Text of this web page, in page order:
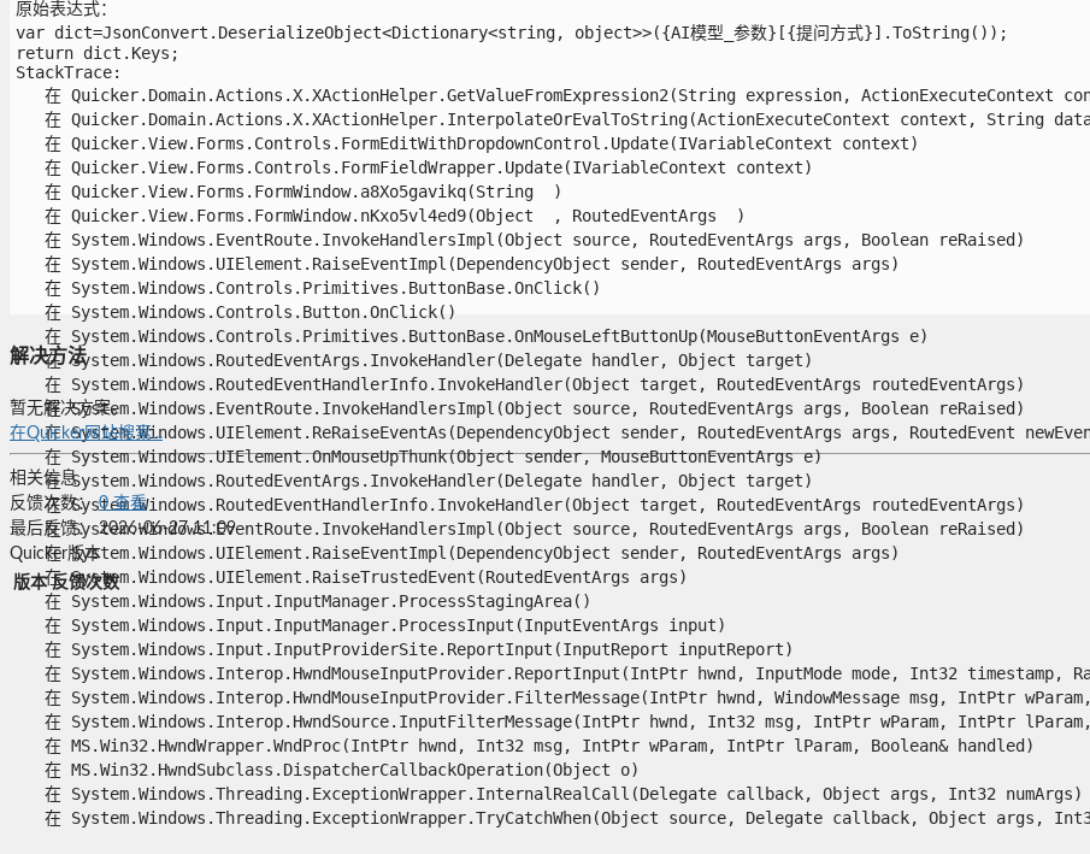
原始表达式：
var dict=JsonConvert.DeserializeObject<Dictionary<string, object>>({AI模型_参数}[{提问方式}].ToString());
return dict.Keys;
StackTrace:
在 Quicker.Domain.Actions.X.XActionHelper.GetValueFromExpression2(String expression, ActionExecuteContext
在 Quicker.Domain.Actions.X.XActionHelper.InterpolateOrEvalToString(ActionExecuteContext context, String
   在 Quicker.View.Forms.Controls.FormEditWithDropdownControl.Update(IVariableContext context)
   在 Quicker.View.Forms.Controls.FormFieldWrapper.Update(IVariableContext context)
   在 Quicker.View.Forms.FormWindow.a8Xo5gavikq(String  )
   在 Quicker.View.Forms.FormWindow.nKxo5vl4ed9(Object  , RoutedEventArgs  )
   在 System.Windows.EventRoute.InvokeHandlersImpl(Object source, RoutedEventArgs args, Boolean reRaised)
   在 System.Windows.UIElement.RaiseEventImpl(DependencyObject sender, RoutedEventArgs args)
   在 System.Windows.Controls.Primitives.ButtonBase.OnClick()
   在 System.Windows.Controls.Button.OnClick()
   在 System.Windows.Controls.Primitives.ButtonBase.OnMouseLeftButtonUp(MouseButtonEventArgs e)
   在 System.Windows.RoutedEventArgs.InvokeHandler(Delegate handler, Object target)
   在 System.Windows.RoutedEventHandlerInfo.InvokeHandler(Object target, RoutedEventArgs routedEventArgs)
   在 System.Windows.EventRoute.InvokeHandlersImpl(Object source, RoutedEventArgs args, Boolean reRaised)
在 System.Windows.UIElement.ReRaiseEventAs(DependencyObject sender, RoutedEventArgs args, RoutedEvent
   在 System.Windows.UIElement.OnMouseUpThunk(Object sender, MouseButtonEventArgs e)
   在 System.Windows.RoutedEventArgs.InvokeHandler(Delegate handler, Object target)
   在 System.Windows.RoutedEventHandlerInfo.InvokeHandler(Object target, RoutedEventArgs routedEventArgs)
   在 System.Windows.EventRoute.InvokeHandlersImpl(Object source, RoutedEventArgs args, Boolean reRaised)
   在 System.Windows.UIElement.RaiseEventImpl(DependencyObject sender, RoutedEventArgs args)
   在 System.Windows.UIElement.RaiseTrustedEvent(RoutedEventArgs args)
   在 System.Windows.Input.InputManager.ProcessStagingArea()
   在 System.Windows.Input.InputManager.ProcessInput(InputEventArgs input)
   在 System.Windows.Input.InputProviderSite.ReportInput(InputReport inputReport)
在 System.Windows.Interop.HwndMouseInputProvider.ReportInput(IntPtr hwnd, InputMode mode, Int32 timestamp,
在 System.Windows.Interop.HwndMouseInputProvider.FilterMessage(IntPtr hwnd, WindowMessage msg, IntPtr
在 System.Windows.Interop.HwndSource.InputFilterMessage(IntPtr hwnd, Int32 msg, IntPtr wParam, IntPtr
   在 MS.Win32.HwndWrapper.WndProc(IntPtr hwnd, Int32 msg, IntPtr wParam, IntPtr lParam, Boolean& handled)
   在 MS.Win32.HwndSubclass.DispatcherCallbackOperation(Object o)
   在 System.Windows.Threading.ExceptionWrapper.InternalRealCall(Delegate callback, Object args, Int32 numArgs)
在 System.Windows.Threading.ExceptionWrapper.TryCatchWhen(Object source, Delegate callback, Object args,
解决方法
暂无解决方案。
在Quicker网站搜索...
相关信息
反馈次数： 0查看
最后反馈： 2026-06-27 11:09
Quicker版本
版本 反馈次数